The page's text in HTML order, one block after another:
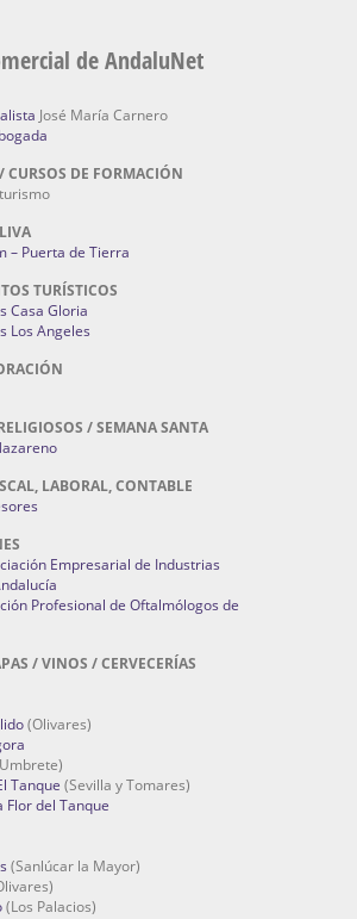
de AndaluNet
José María Carnero
CURSOS DE FORMACIÓN
– Puerta de Tierra
TURÍSTICOS
Casa Gloria
Los Angeles
/ SEMANA SANTA
LABORAL, CONTABLE
Empresarial de Industrias
Profesional de Oftalmólogos de
/ VINOS / CERVECERÍAS
(Olivares)
Tanque (Sevilla y Tomares)
Flor del Tanque
(Sanlúcar la Mayor)
(Los Palacios)